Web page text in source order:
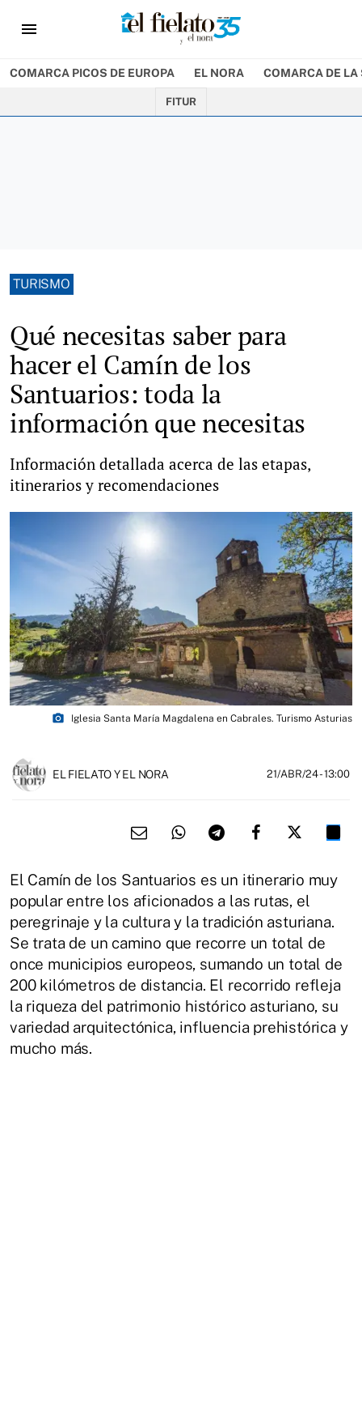
menu
COMARCA PICOS DE EUROPA EL NORA COMARCA DE LA
FITUR
TURISMO
Qué necesitas saber para
hacer el Camín de los
Santuarios: toda la
información que necesitas
Información detallada acerca de las etapas,
itinerarios y recomendaciones
photo_camera Iglesia Santa María Magdalena en Cabrales. Turismo Asturias
EL FIELATO Y EL NORA 21/ABR/24- 13:00
El Camín de los Santuarios es un itinerario muy
popular entre los aficionados a las rutas, el
peregrinaje y la cultura y la tradición asturiana.
Se trata de un camino que recorre un total de
once municipios europeos, sumando un total de
200 kilómetros de distancia. El recorrido refleja
la riqueza del patrimonio histórico asturiano, su
variedad arquitectónica, influencia prehistórica y
mucho más.